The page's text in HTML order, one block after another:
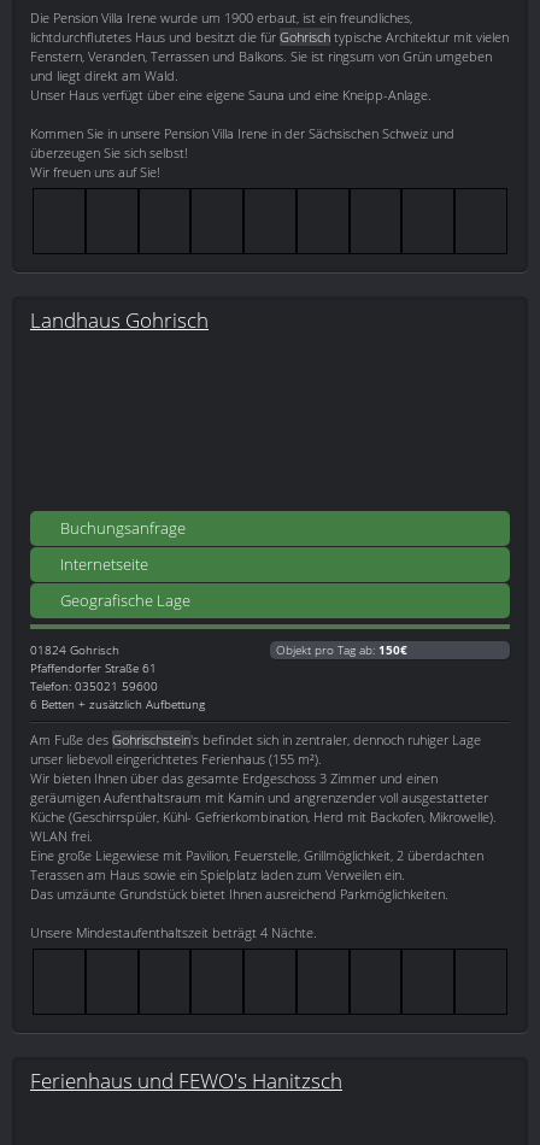
Die Pension Villa Irene wurde um 1900 erbaut, ist ein freundliches,
lichtdurchflutetes Haus und besitzt die für Gohrisch typische Architektur mit vielen
Fenstern, Veranden, Terrassen und Balkons. Sie ist ringsum von Grün umgeben
und liegt direkt am Wald.
Unser Haus verfügt über eine eigene Sauna und eine Kneipp-Anlage.
Kommen Sie in unsere Pension Villa Irene in der Sächsischen Schweiz und
überzeugen Sie sich selbst!
Wir freuen uns auf Sie!
Landhaus Gohrisch
Buchungsanfrage
Internetseite
Geografische Lage
01824 Gohrisch
Pfaffendorfer Straße 61
Telefon: 035021 59600
6 Betten + zusätzlich Aufbettung
Objekt pro Tag ab: 150€
Am Fuße des Gohrischstein's befindet sich in zentraler, dennoch ruhiger Lage
unser liebevoll eingerichtetes Ferienhaus (155 m²).
Wir bieten Ihnen über das gesamte Erdgeschoss 3 Zimmer und einen
geräumigen Aufenthaltsraum mit Kamin und angrenzender voll ausgestatteter
Küche (Geschirrspüler, Kühl- Gefrierkombination, Herd mit Backofen, Mikrowelle).
WLAN frei.
Eine große Liegewiese mit Pavilion, Feuerstelle, Grillmöglichkeit, 2 überdachten
Terassen am Haus sowie ein Spielplatz laden zum Verweilen ein.
Das umzäunte Grundstück bietet Ihnen ausreichend Parkmöglichkeiten.
Unsere Mindestaufenthaltszeit beträgt 4 Nächte.
Ferienhaus und FEWO's Hanitzsch